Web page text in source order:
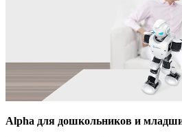
Alpha для дошкольников и